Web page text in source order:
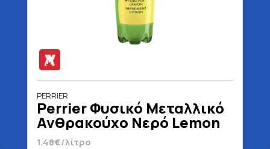
PERRIER
Perrier Φυσικό Μεταλλικό
Ανθρακούχο Νερό Lemon
500 ml
1.48€/λίτρο